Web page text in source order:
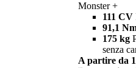
Monster +
111 CV
91,1
175 kg
senza
A partire da